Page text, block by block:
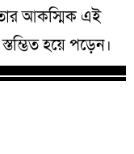
আকস্মিক এই
হয়ে পড়েন।